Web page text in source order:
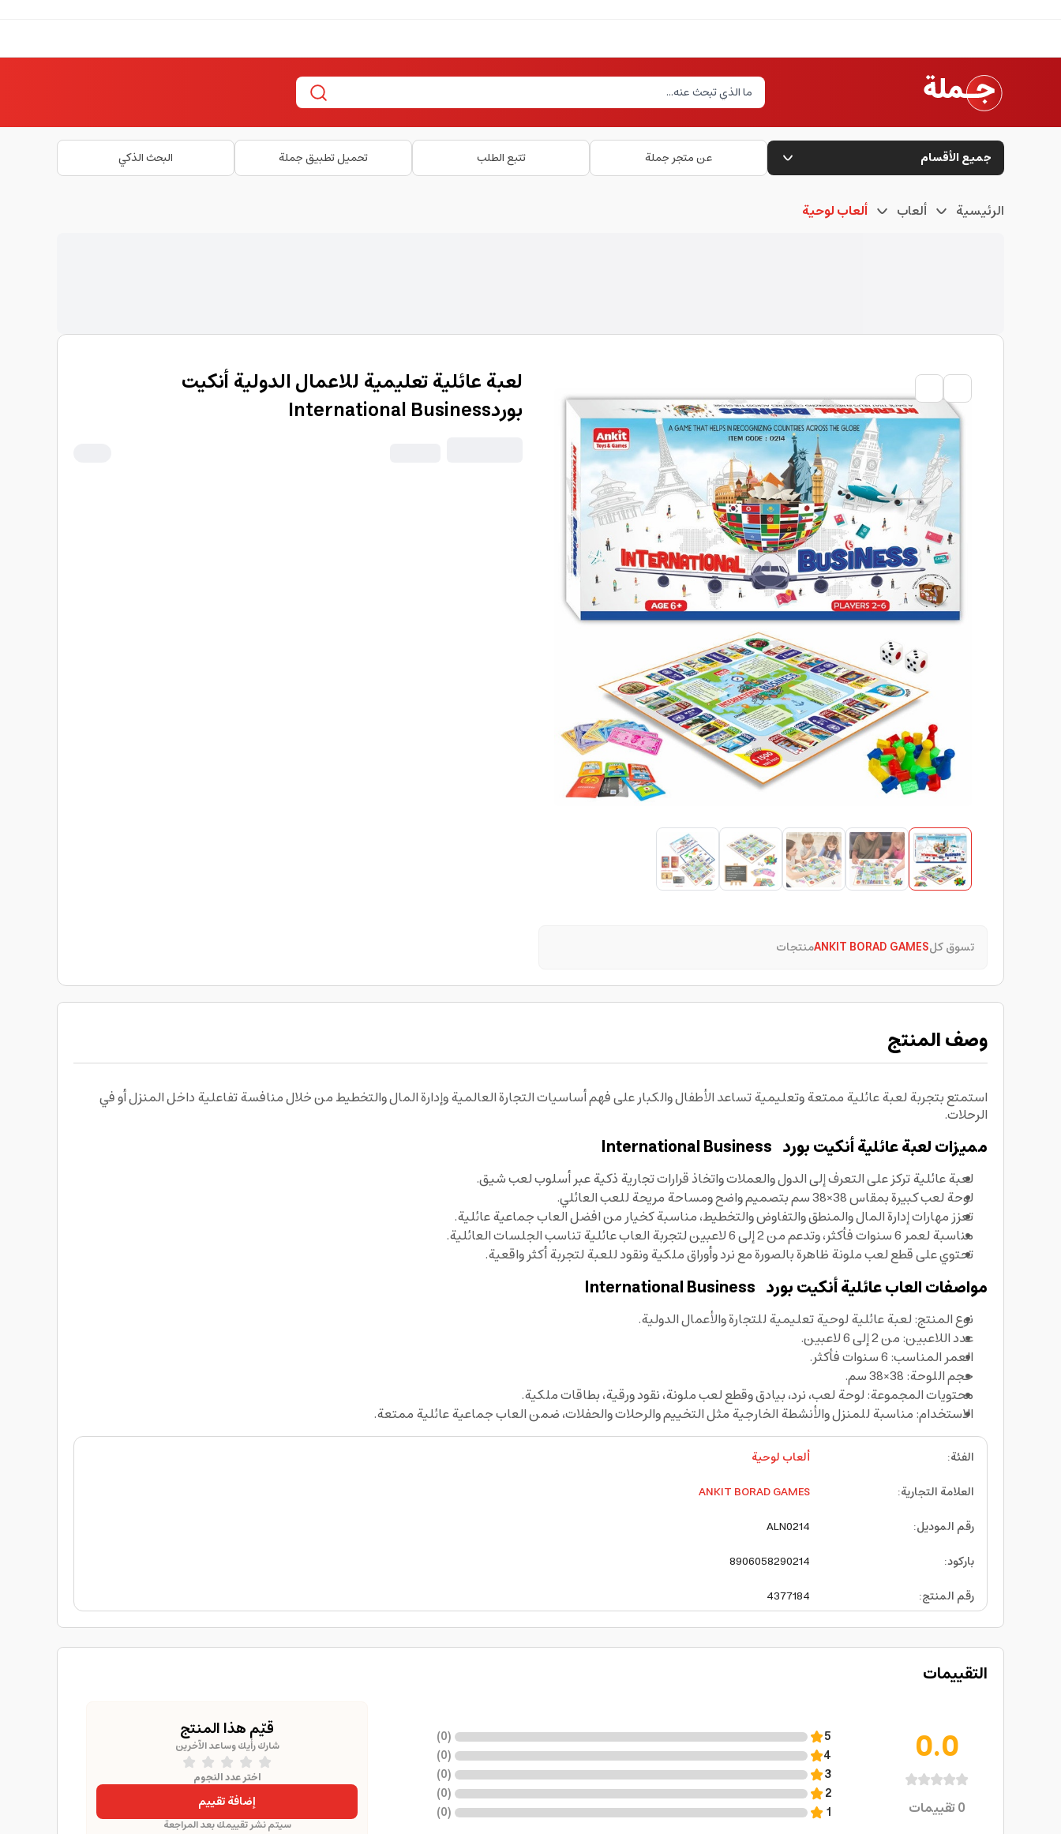
جميع الأقسام عن متجر جملة تتبع الطلب تحميل تطبيق جملة البحث الذكي
الرئيسية ألعاب ألعاب لوحية
تسوق كلANKIT BORAD GAMESمنتجات
لعبة عائلية تعليمية للاعمال الدولية أنكيت
بوردInternational Business
وصف المنتج
استمتع بتجربة لعبة عائلية ممتعة وتعليمية تساعد الأطفال والكبار على فهم أساسيات التجارة العالمية وإدارة المال والتخطيط من خلال منافسة تفاعلية داخل المنزل أو في
الرحلات.
مميزات لعبة عائليةأنكيت بورد
لعبة عائلية تركز على التعرف إلى الدول والعملات واتخاذ قرارات تجارية ذكية عبر أسلوب لعب شيق.
لوحة لعب كبيرة بمقاس 38×38 سم بتصميم واضح ومساحة مريحة للعب العائلي.
تعزز مهارات إدارة المال والمنطق والتفاوض والتخطيط، مناسبة كخيار من افضل العاب جماعية عائلية.
مناسبة لعمر 6 سنوات فأكثر، وتدعم من 2 إلى 6 لاعبين لتجربة العاب عائلية تناسب الجلسات العائلية.
تحتوي على قطع لعب ملونة ظاهرة بالصورة مع نرد وأوراق ملكية ونقود للعبة لتجربة أكثر واقعية.
مواصفات العاب عائليةأنكيت بورد
نوع المنتج: لعبة عائلية لوحية تعليمية للتجارة والأعمال الدولية.
عدد اللاعبين: من 2 إلى 6 لاعبين.
العمر المناسب: 6 سنوات فأكثر.
حجم اللوحة: 38×38 سم.
محتويات المجموعة: لوحة لعب، نرد، بيادق وقطع لعب ملونة، نقود ورقية، بطاقات ملكية.
الاستخدام: مناسبة للمنزل والأنشطة الخارجية مثل التخييم والرحلات والحفلات، ضمن العاب جماعية عائلية ممتعة.
الفئة:
ألعاب لوحية
العلامة التجارية:
ANKIT BORAD GAMES
رقم الموديل:
ALN0214
باركود:
8906058290214
رقم المنتج:
4377184
التقييمات
0.0
0تقييمات
5
(
0
)
4
(
0
)
3
(
0
)
2
(
0
)
1
(
0
)
قيّم هذا المنتج
شارك رأيك وساعد الآخرين
اختر عدد النجوم
إضافة تقييم
سيتم نشر تقييمك بعد المراجعة